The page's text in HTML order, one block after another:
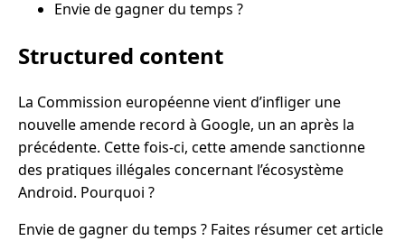
Envie de gagner du temps ?
Structured content
La Commission européenne vient d’infliger une
nouvelle amende record à Google, un an après la
précédente. Cette fois-ci, cette amende sanctionne
des pratiques illégales concernant l’écosystème
Android. Pourquoi ?
Envie de gagner du temps ? Faites résumer cet article